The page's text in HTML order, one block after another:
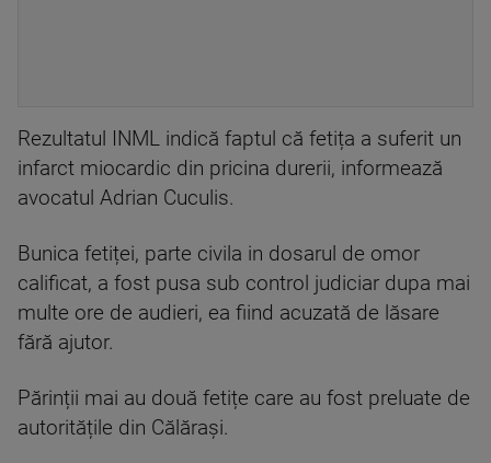
Rezultatul INML indică faptul că fetița a suferit un
infarct miocardic din pricina durerii, informează
avocatul Adrian Cuculis.
Bunica fetiței, parte civila in dosarul de omor
calificat, a fost pusa sub control judiciar dupa mai
multe ore de audieri, ea fiind acuzată de lăsare
fără ajutor.
Părinții mai au două fetițe care au fost preluate de
autoritățile din Călărași.